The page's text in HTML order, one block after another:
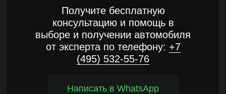
Получите бесплатную
консультацию и помощь в
выборе и получении автомобиля
от эксперта по телефону: +7
(495) 532-55-76
Написать в WhatsApp